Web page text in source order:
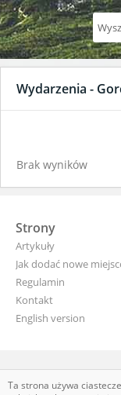
Wydarzenia -
Brak wyników
Strony
Artykuły
Jak dodać nowe
Regulamin
Kontakt
English version
Ta strona używa